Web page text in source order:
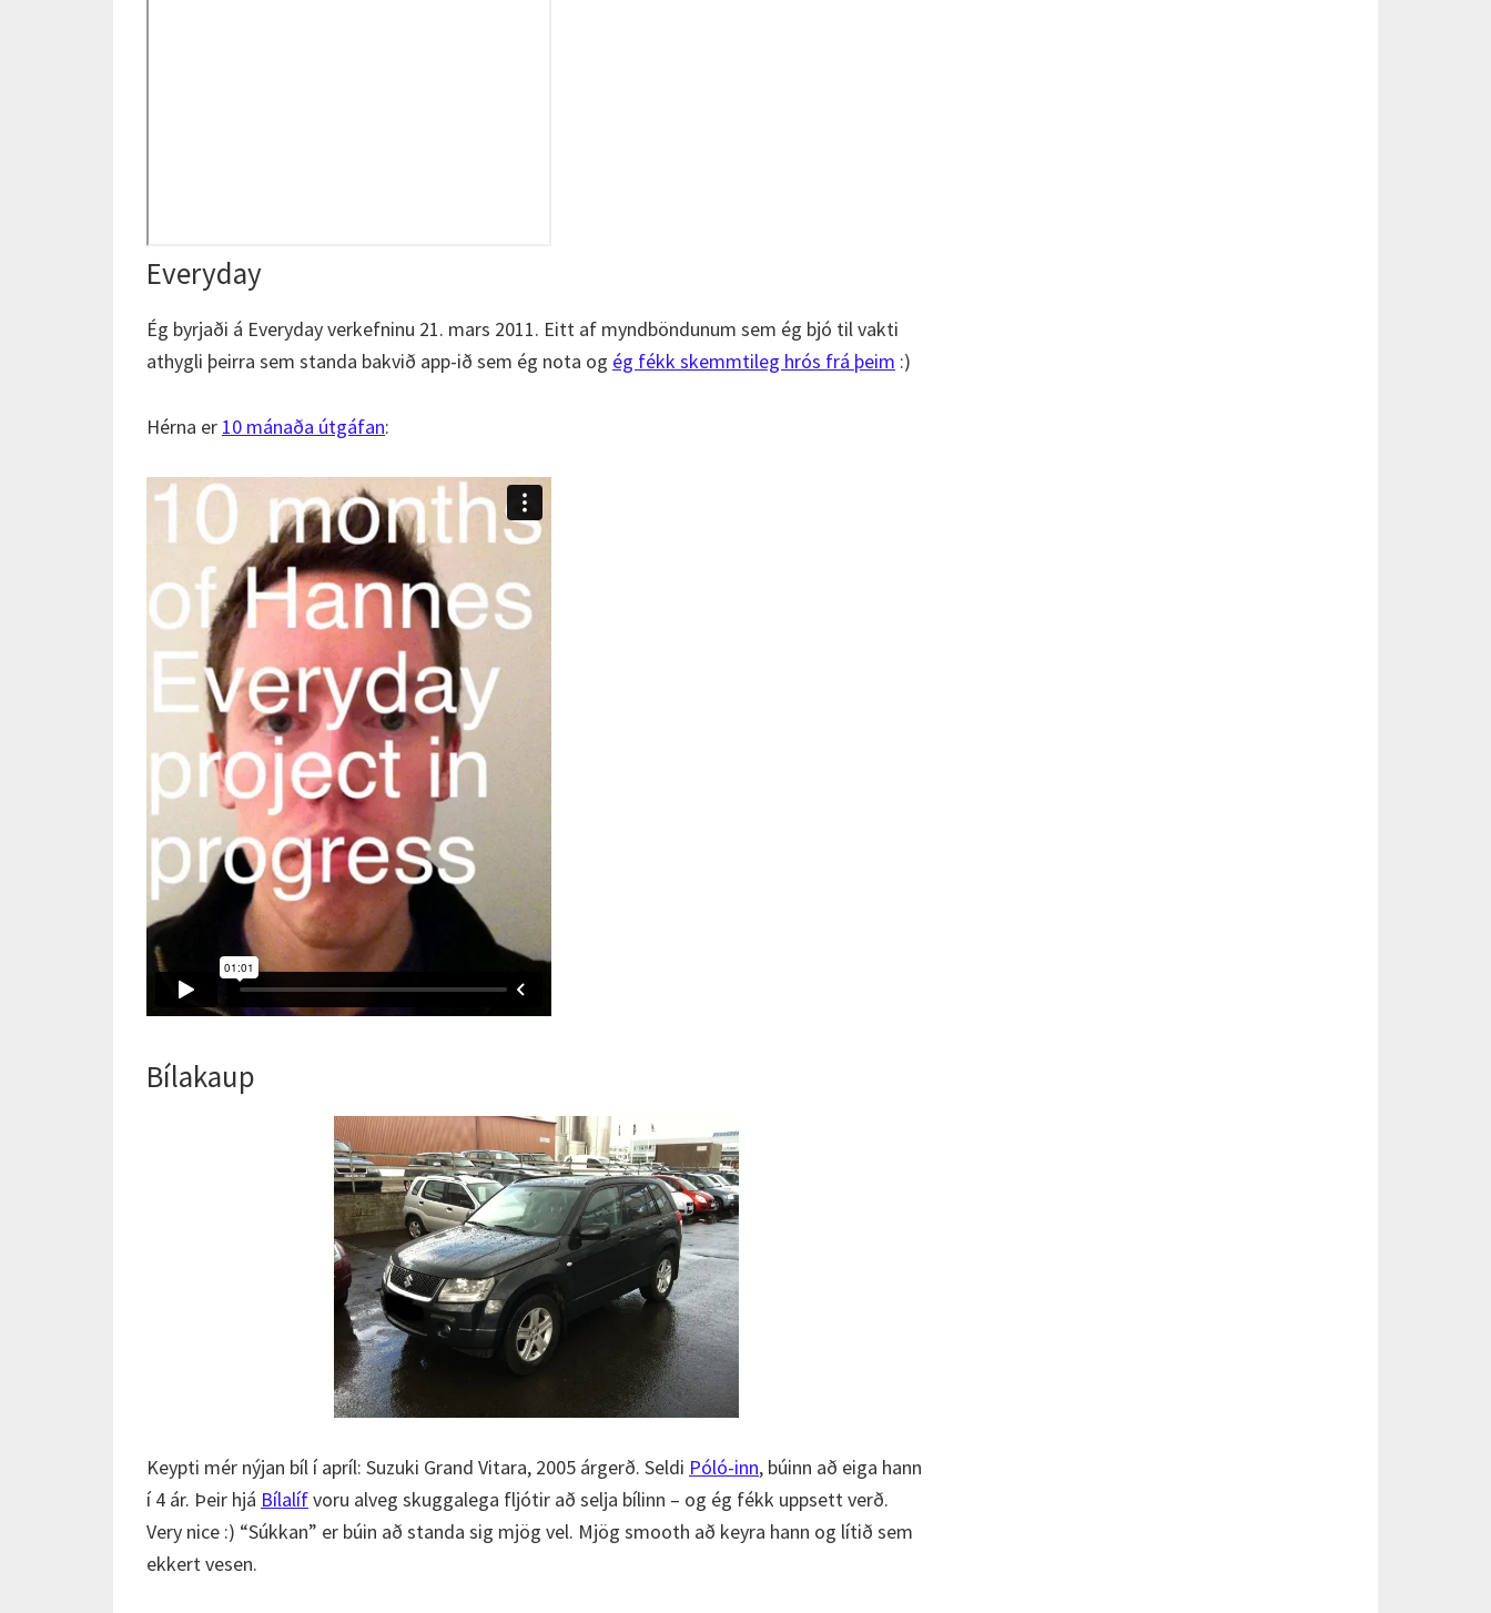
Everyday
Ég byrjaði á Everyday verkefninu 21. mars 2011. Eitt af myndböndunum sem ég bjó til vakti
athygli þeirra sem standa bakvið app-ið sem ég nota og ég fékk skemmtileg hrós frá þeim :)
Hérna er 10 mánaða útgáfan:
Bílakaup
Keypti mér nýjan bíl í apríl: Suzuki Grand Vitara, 2005 árgerð. Seldi Póló-inn, búinn að eiga hann
í 4 ár. Þeir hjá Bílalífvoru alveg skuggalega fljótir að selja bílinn – og ég fékk uppsett verð.
Very nice :) “Súkkan” er búin að standa sig mjög vel. Mjög smooth að keyra hann og lítið sem
ekkert vesen.